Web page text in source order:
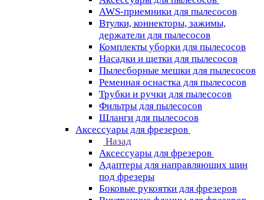
AWS-приемники для пылесосов
Втулки, коннекторы, зажимы,
держатели для пылесосов
Комплекты уборки для пылесосов
Насадки и щетки для пылесосов
Пылесборные мешки для пылесосов
Ременная оснастка для пылесосов
Трубки и ручки для пылесосов
Фильтры для пылесосов
Шланги для пылесосов
Аксессуары для фрезеров
Назад
Аксессуары для фрезеров
Адаптеры для направляющих шин
под фрезеры
Боковые рукоятки для фрезеров